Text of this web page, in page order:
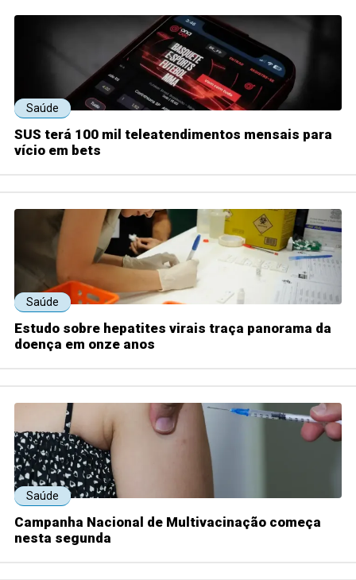
Saúde
SUS terá 100 mil teleatendimentos mensais para
vício em bets
Saúde
Estudo sobre hepatites virais traça panorama da
doença em onze anos
Saúde
Campanha Nacional de Multivacinação começa
nesta segunda